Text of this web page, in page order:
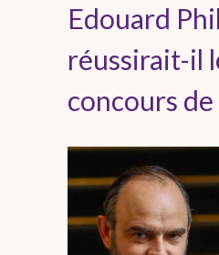
Edouard
réussirait-il
concours de